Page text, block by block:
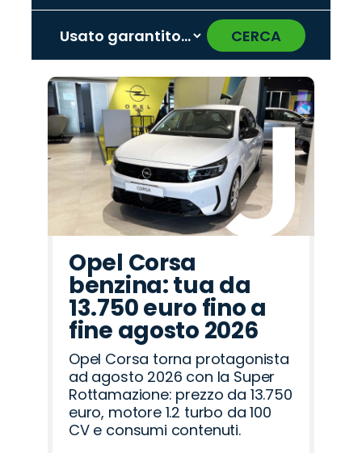
CERCA
Promo
Mazda
Promo
Omoda
Promo
Jaecoo
Promo
Land
Rover
Promo
Citroën
Promo
Alfa
Romeo
Promo
Opel
Promo
Fiat
Promo
Seat
Promo
Cupra
Promo
Lancia
Promo
Abarth
Promo
Jeep
Promo
Hyundai
Promo
Peugeot
‹ ›
Opel Corsa
benzina: tua da
13.750 euro fino a
fine agosto 2026
Opel Corsa torna protagonista
ad agosto 2026 con la Super
Rottamazione: prezzo da 13.750
euro, motore 1.2 turbo da 100
CV e consumi contenuti.